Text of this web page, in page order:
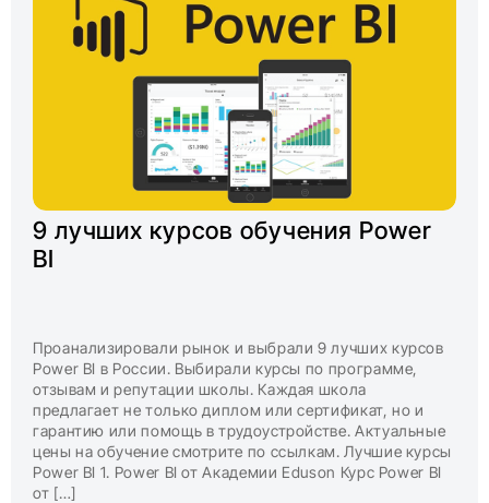
9 лучших курсов обучения Power
BI
Проанализировали рынок и выбрали 9 лучших курсов
Power BI в России. Выбирали курсы по программе,
отзывам и репутации школы. Каждая школа
предлагает не только диплом или сертификат, но и
гарантию или помощь в трудоустройстве. Актуальные
цены на обучение смотрите по ссылкам. Лучшие курсы
Power BI 1. Power BI от Академии Eduson Курс Power BI
от […]